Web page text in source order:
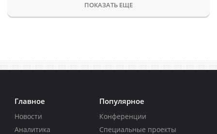
ПОКАЗАТЬ ЕЩЕ
Главное
Новости
Аналитика
Популярное
Конференции
Специальные проекты